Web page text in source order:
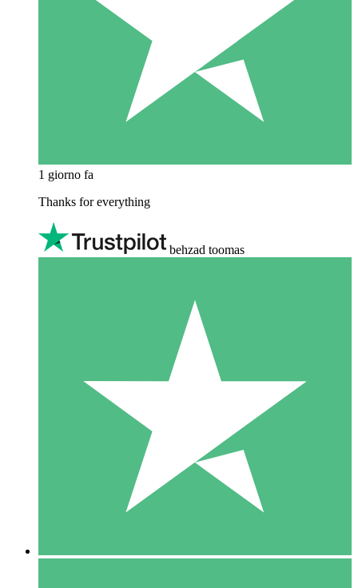
1 giorno fa
Thanks for everything
behzad toomas